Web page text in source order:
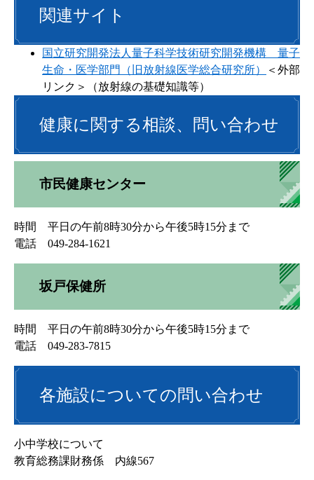
関連サイト
国立研究開発法人量子科学技術研究開発機構 量子
生命・医学部門（旧放射線医学総合研究所）
＜外部
リンク＞
（放射線の基礎知識等）
健康に関する相談、問い合わせ
市民健康センター
時間 平日の午前8時30分から午後5時15分まで
電話 049-284-1621
坂戸保健所
時間 平日の午前8時30分から午後5時15分まで
電話 049-283-7815
各施設についての問い合わせ
小中学校について
教育総務課財務係 内線567